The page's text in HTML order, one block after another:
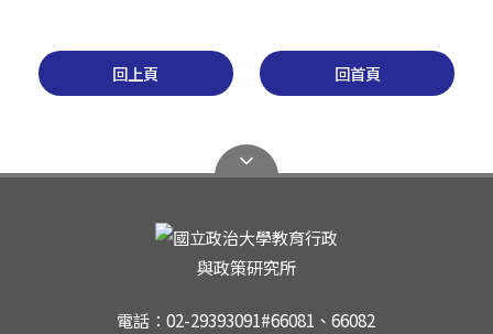
回上頁 回首頁
電話：02-29393091#66081、66082